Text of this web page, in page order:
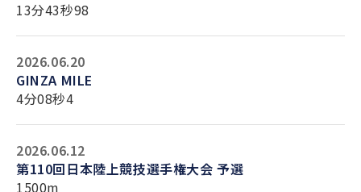
13分43秒98
2026.06.20
GINZA MILE
4分08秒4
2026.06.12
第110回日本陸上競技選手権大会 予選
1500m